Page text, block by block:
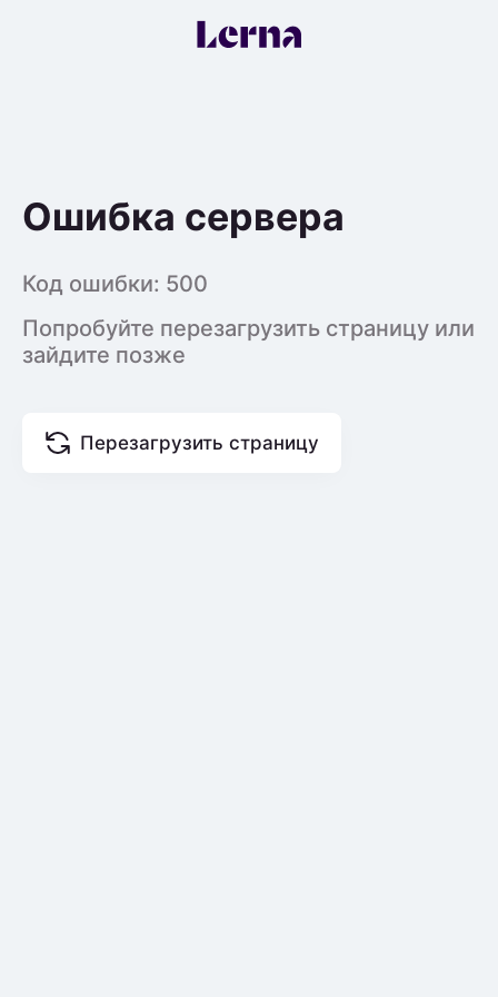
Ошибка сервера
Код ошибки: 500
Попробуйте перезагрузить страницу или
зайдите позже
Перезагрузить страницу